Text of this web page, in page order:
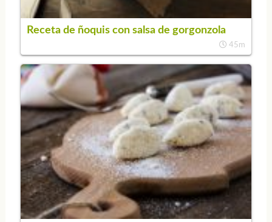
Receta de ñoquis con salsa de gorgonzola
45m